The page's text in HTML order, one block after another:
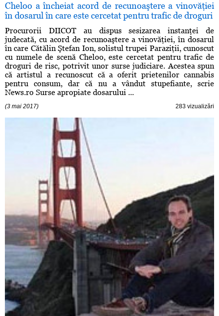
Cheloo a încheiat acord de recunoaştere a vinovăţiei
în dosarul în care este cercetat pentru trafic de droguri
Procurorii DIICOT au dispus sesizarea instanţei de
judecată, cu acord de recunoaştere a vinovăţiei, în dosarul
în care Cătălin Ştefan Ion, solistul trupei Paraziţii, cunoscut
cu numele de scenă Cheloo, este cercetat pentru trafic de
droguri de risc, potrivit unor surse judiciare. Acestea spun
că artistul a recunoscut că a oferit prietenilor cannabis
pentru consum, dar că nu a vândut stupefiante, scrie
News.ro Surse apropiate dosarului ...
(3 mai 2017) 283 vizualizări